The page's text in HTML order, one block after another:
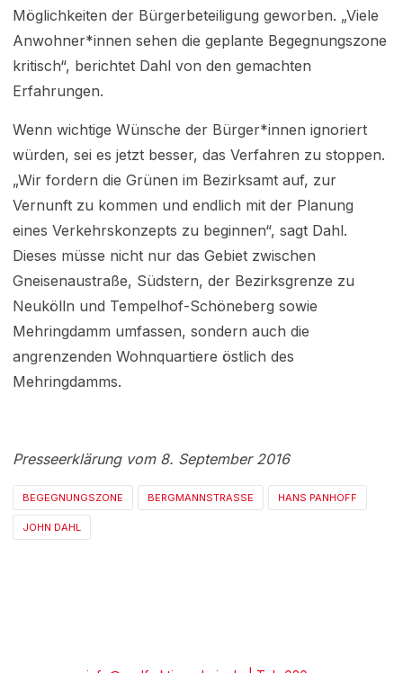
Möglichkeiten der Bürgerbeteiligung geworben. „Viele
Anwohner*innen sehen die geplante Begegnungszone
kritisch“, berichtet Dahl von den gemachten
Erfahrungen.
Wenn wichtige Wünsche der Bürger*innen ignoriert
würden, sei es jetzt besser, das Verfahren zu stop­pen.
„Wir fordern die Grünen im Bezirksamt auf, zur
Vernunft zu kommen und endlich mit der Planung
eines Verkehrskonzepts zu beginnen“, sagt Dahl.
Dieses müsse nicht nur das Gebiet zwischen
Gneisenaustraße, Südstern, der Bezirksgrenze zu
Neukölln und Tempelhof-Schöneberg sowie
Mehringdamm umfassen, sondern auch die
angrenzenden Wohnquartiere östlich des
Mehringdamms.
Presseerklärung vom 8. September 2016
BEGEGNUNGSZONE BERGMANNSTRASSE HANS PANHOFF
JOHN DAHL